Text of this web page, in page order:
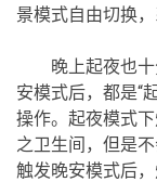
景模式自由切换
晚上起夜也
安模式后，都是“
操作。起夜模式
之卫生间，但是
触发晚安模式后